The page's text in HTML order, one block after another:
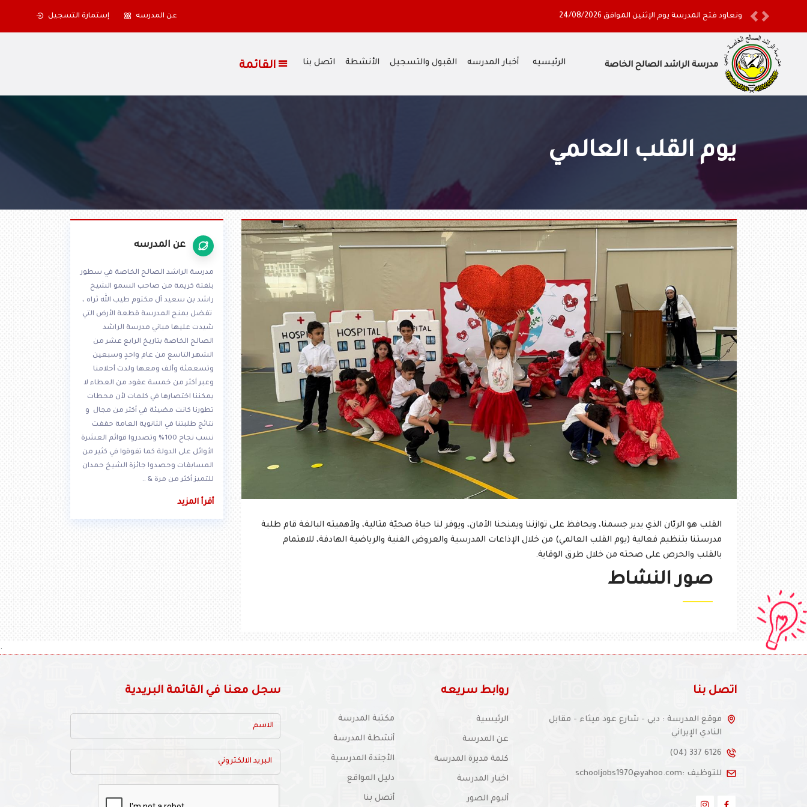
ونعاود فتح المدرسة يوم الإثنين الموافق 24/08/2026
PreviousNext
عن المدرسه إستمارة التسجيل
مدرسة الراشد الصالح الخاصة الرئيسيه أخبار المدرسه القبول والتسجيل الأنشطة اتصل بنا
يوم القلب العالمي
القلب هو الربّان الذي يدير جسمنا، ويحافظ على توازننا ويمنحنا الأمان، ويوفر لنا حياة صحيّة مثالية، ولأهميته البالغة قام طلبة
مدرستنا بتنظيم فعالية (يوم القلب العالمي) من خلال الإذاعات المدرسية والعروض الفنية والرياضية الهادفة، للاهتمام
بالقلب والحرص على صحته من خلال طرق الوقاية.
صور النشاط
عن المدرسه
مدرسة الراشد الصالح الخاصة في سطور
بلفتة كريمة من صاحب السمو الشيخ
راشد بن سعيد آل مكتوم طيب الله ثراه ،
تفضل بمنح المدرسة قطعة الأرض التي
شيدت عليها مباني مدرسة الراشد
الصالح الخاصة بتاريخ الرابع عشر من
الشهر التاسع من عام واحدٍ وسبعين
وتسعمئة وألف ومعها ولدت أحلامنا
وعبر أكثر من خمسة عقود من العطاء لا
يمكننا اختصارها في كلمات لأن محطات
تطورنا كانت مضيئة في أكثر من مجال و
نتائج طلبتنا في الثانوية العامة حققت
نسب نجاح 100% وتصدروا قوائم العشرة
الأوائل على الدولة كما تفوقوا في كثير من
المسابقات وحصدوا جائزة الشيخ حمدان
للتميز أكثر من مرة & ..
أقرأ المزيد
.
اتصل بنا
موقع المدرسة : دبي - شارع عود ميثاء - مقابل
النادي الإيراني
(04) 337 6126
للتوظيف :schooljobs1970@yahoo.com
روابط سريعه
الرئيسية
عن المدرسة
كلمة مديرة المدرسة
اخبار المدرسة
ألبوم الصور
مكتبة المدرسة
أنشطة المدرسة
الأجندة المدرسية
دليل المواقع
أتصل بنا
سجل معنا في القائمة البريدية